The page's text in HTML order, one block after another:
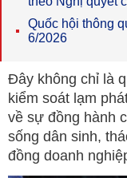
Quốc hội thông
6/2026
Đây không chỉ là
kiểm soát lạm
về sự đồng hành
sống dân sinh,
đồng doanh